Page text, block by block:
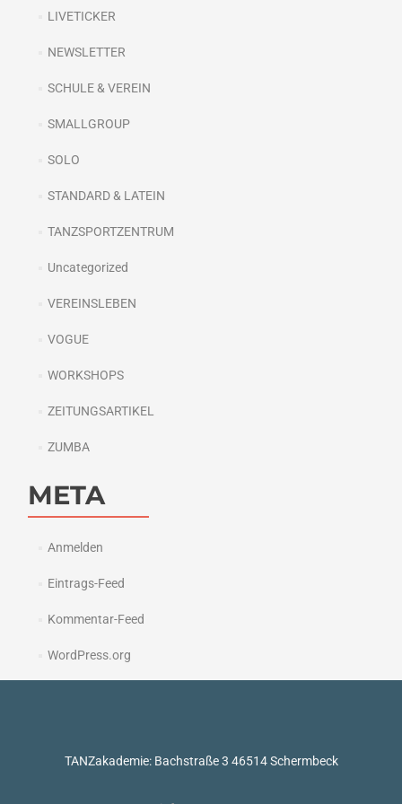
LIVETICKER
NEWSLETTER
SCHULE & VEREIN
SMALLGROUP
SOLO
STANDARD & LATEIN
TANZSPORTZENTRUM
Uncategorized
VEREINSLEBEN
VOGUE
WORKSHOPS
ZEITUNGSARTIKEL
ZUMBA
META
Anmelden
Eintrags-Feed
Kommentar-Feed
WordPress.org
TANZakademie: Bachstraße 3 46514 Schermbeck